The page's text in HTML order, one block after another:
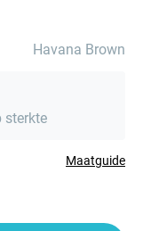
Havana Brown
sterkte
Maatguide